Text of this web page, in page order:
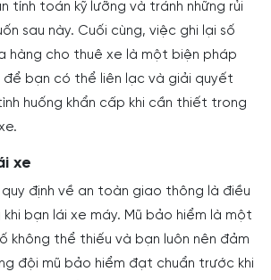
tính toán kỹ lưỡng và tránh những rủi
sau này. Cuối cùng, việc ghi lại số
hàng cho thuê xe là một biện pháp
để bạn có thể liên lạc và giải quyết
huống khẩn cấp khi cần thiết trong
xe
định về an toàn giao thông là điều
bạn lái xe máy. Mũ bảo hiểm là một
không thể thiếu và bạn luôn nên đảm
đội mũ bảo hiểm đạt chuẩn trước khi